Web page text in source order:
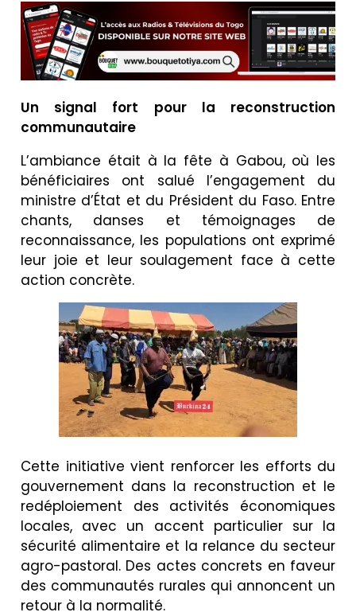
Un signal fort pour la reconstruction
communautaire
L’ambiance était à la fête à Gabou, où les
bénéficiaires ont salué l’engagement du
ministre d’État et du Président du Faso. Entre
chants, danses et témoignages de
reconnaissance, les populations ont exprimé
leur joie et leur soulagement face à cette
action concrète.
Cette initiative vient renforcer les efforts du
gouvernement dans la reconstruction et le
redéploiement des activités économiques
locales, avec un accent particulier sur la
sécurité alimentaire et la relance du secteur
agro-pastoral. Des actes concrets en faveur
des communautés rurales qui annoncent un
retour à la normalité.